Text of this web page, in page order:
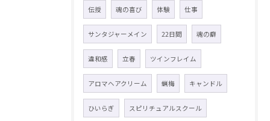
伝授 魂の喜び 体験 仕事
サンタジャーメイン 22日間 魂の癖
違和感 立春 ツインフレイム
アロマヘアクリーム 蝋梅 キャンドル
ひいらぎ スピリチュアルスクール